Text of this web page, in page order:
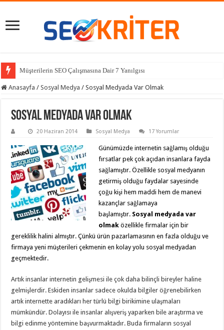
Müşterilerin SEO Çalışmasına Dair 7 Yanılgısı
Sitemize Gelen Zararlı Bağlantılar Nasıl Reddedilir?
Anasayfa / Sosyal Medya / Sosyal Medyada Var Olmak
Sosyal Medyada Var Olmak
20 Haziran 2014 Sosyal Medya 17 Yorumlar
Günümüzde internetin sağlamış olduğu
fırsatlar pek çok açıdan insanlara fayda
sağlamıştır. Özellikle sosyal medyanın
getirmiş olduğu faydalar sayesinde
çoğu kişi hem maddi hem de manevi
kazançlar sağlamaya
başlamıştır. Sosyal medyada var
olmak özellikle firmalar için bir
gereklilik halini almıştır. Çünkü ürün pazarlamasının en fazla olduğu ve
firmaya yeni müşterileri çekmenin en kolay yolu sosyal medyadan
geçmektedir.
Artık insanlar internetin gelişmesi ile çok daha bilinçli bireyler haline
gelmişlerdir. Eskiden insanlar sadece okulda bilgiler öğrenebilirken
artık internette aradıkları her türlü bilgi birikimine ulaşmaları
mümkündür. Dolayısı ile insanlar alışveriş yaparken bile araştırma ve
bilgi edinme yöntemine başvurmaktadır. Buda firmaların sosyal